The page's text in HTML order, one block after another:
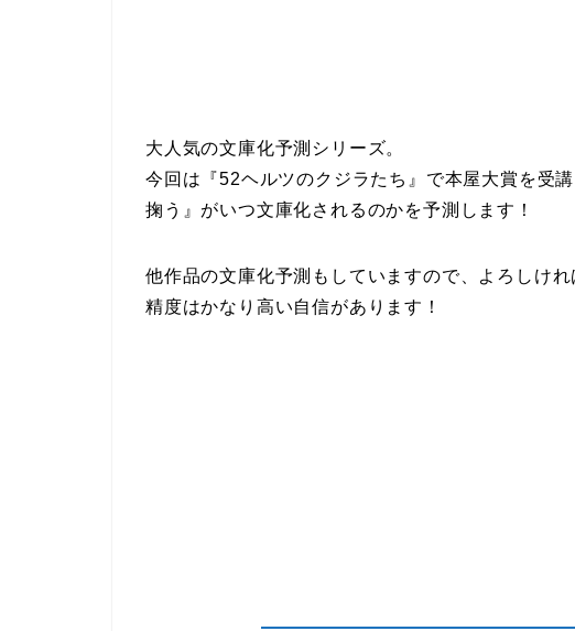
大人気の文庫化予測シリーズ。
今回は『52ヘルツのクジラたち』で本屋大賞を受
掬う』がいつ文庫化されるのかを予測します！
他作品の文庫化予測もしていますので、よろしけれ
精度はかなり高い自信があります！